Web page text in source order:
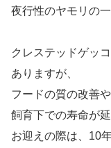
夜行性のヤモリの
クレステッドゲッ
ありますが、
フードの質の改善
飼育下での寿命が
お迎えの際は、10